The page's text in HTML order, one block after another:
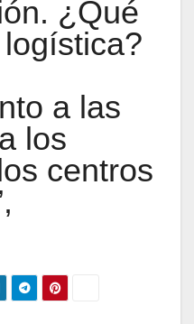
¿Qué
a las
los
centros